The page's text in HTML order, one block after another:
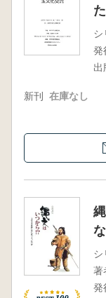
シ
発
出
新刊 在庫なし
シ
著
発